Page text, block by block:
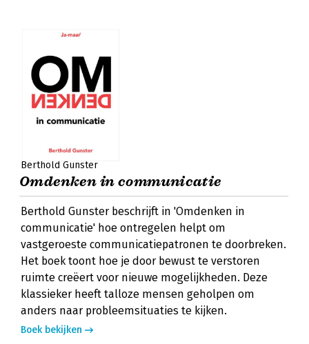
Berthold Gunster
Omdenken in communicatie
Berthold Gunster beschrijft in 'Omdenken in
communicatie' hoe ontregelen helpt om
vastgeroeste communicatiepatronen te doorbreken.
Het boek toont hoe je door bewust te verstoren
ruimte creëert voor nieuwe mogelijkheden. Deze
klassieker heeft talloze mensen geholpen om
anders naar probleemsituaties te kijken.
Boek bekijken